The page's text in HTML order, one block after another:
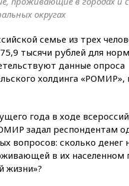
округах
семье из трех
тысячи рублей для
данные опроса
холдинга «РОМИР»,
года в ходе
задал респондентам
вопросов: сколько денег
в их населенном
жизни»?